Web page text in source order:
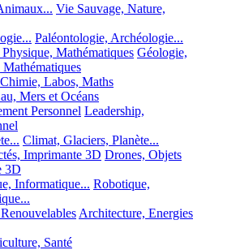
Vie Sauvage, Nature,
Paléontologie, Archéologie...
Mathématiques Géologie,
Chimie, Labos, Maths
Mers et Océans
Personnel Leadership,
Climat, Glaciers, Planète...
Imprimante 3D Drones, Objets
3D
Informatique... Robotique,
Architecture, Energies
Santé